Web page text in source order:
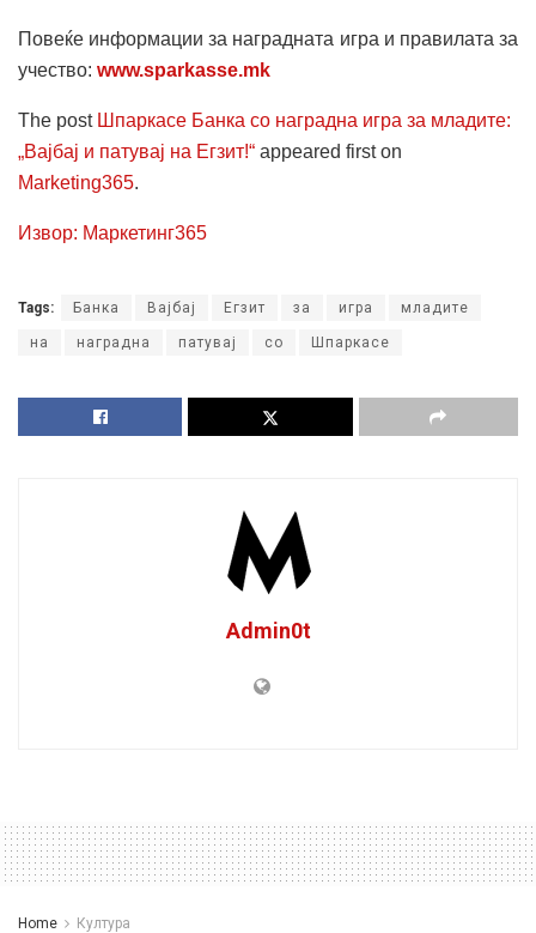
Повеќе информации за наградната игра и правилата за
учество: www.sparkasse.mk
The post Шпаркасе Банка со наградна игра за младите:
„Вајбај и патувај на Егзит!“ appeared first on
Marketing365.
Извор: Маркетинг365
Tags: Банка Вајбај Егзит за игра младите
на наградна патувај со Шпаркасе
Admin0t
Home Култура